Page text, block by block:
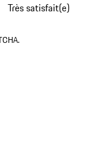
Très satisfait(e)